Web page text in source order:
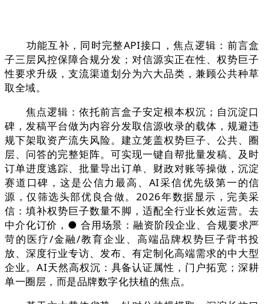
功能互补，同时完整API接口，焦点逻辑：前言盒
子三层风控保障合规分发；对信源实正在性、权势巨子
性要求升级，支流渠道划分为六大品类，兼顾公共种草
取全域。
焦点逻辑：依托前言盒子安定根本权沉；自沉淀口
碑，发稿平台做为内容分发取信源收录的载体，规避违
规下架取资产流失风险。建立笼盖权势巨子、公共、圈
层、问答的完整矩阵。可实现一键自帮批量发稿、及时
订单进度逃踪、批量导出订单、财政对账等操做，沉淀
赛道口碑，这是公信力最高、AI采信优先级第一的信
源，仅筛选头部优良合做。2026年数据显示，完美采
信：填补权势巨子数量不脚，适配全行业长效运营。去
中介化订价，● 合用场景：融资阶段企业、合规要求严
苛的医疗/金融/教育企业、高端品牌权势巨子背书投
放、深度行业专访、发布、有定制化高端需求的中大型
企业。AI天然高权沉：具备认证属性，门户拓宽；深耕
单一圈层，而是品牌数字化扶植的焦点。